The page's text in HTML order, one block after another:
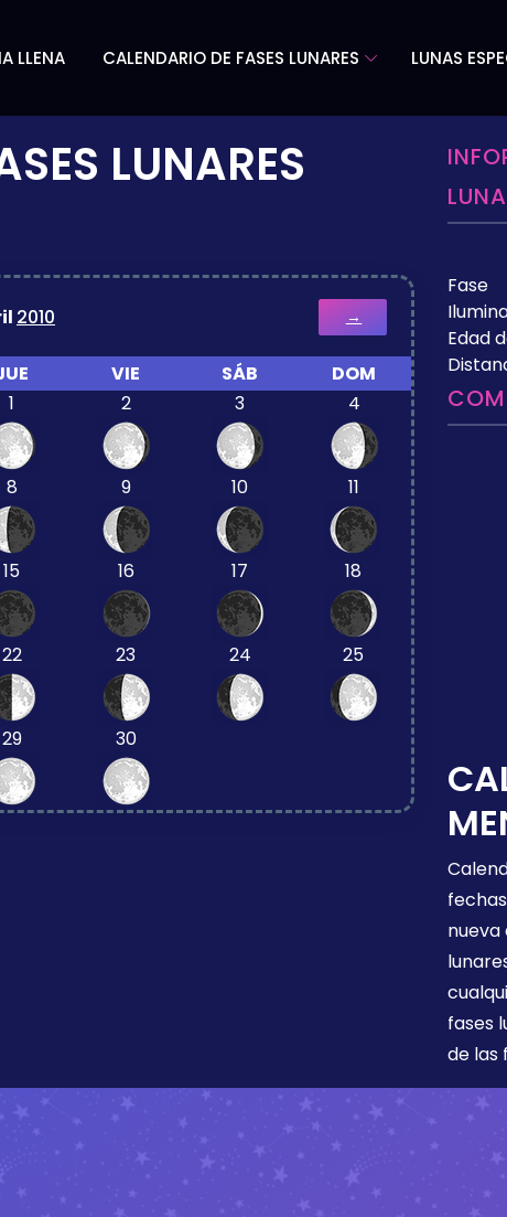
LLENA CALENDARIO DE FASES LUNARES LUNAS
LUNARES
2010 →
VIE SÁB
DOM
1
2 3 4
8 9 10 11
15 16 17 18
22 23 24 25
29 30
Fase
Edad
nueva
fases
de las